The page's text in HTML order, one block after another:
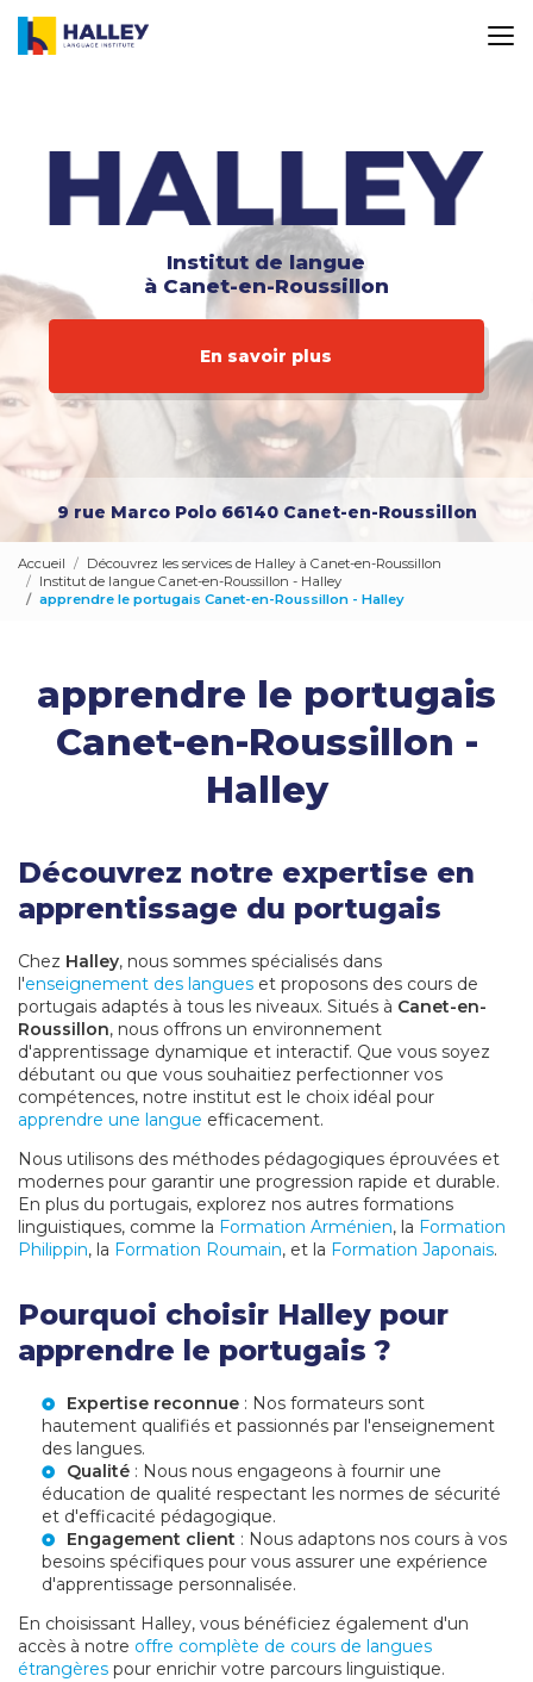
contenu
Institut de langue
à Canet-en-Roussillon
En savoir plus
9 rue Marco Polo 66140 Canet-en-Roussillon
Accueil
Découvrez les services de Halley à Canet-en-Roussillon
Institut de langue Canet-en-Roussillon - Halley
apprendre le portugais Canet-en-Roussillon - Halley
apprendre le portugais
Canet-en-Roussillon -
Halley
Découvrez notre expertise en
apprentissage du portugais
Chez Halley, nous sommes spécialisés dans
l'enseignement des langues et proposons des cours de
portugais adaptés à tous les niveaux. Situés à Canet-en-
Roussillon, nous offrons un environnement
d'apprentissage dynamique et interactif. Que vous soyez
débutant ou que vous souhaitiez perfectionner vos
compétences, notre institut est le choix idéal pour
apprendre une langue efficacement.
Nous utilisons des méthodes pédagogiques éprouvées et
modernes pour garantir une progression rapide et durable.
En plus du portugais, explorez nos autres formations
linguistiques, comme la Formation Arménien, la Formation
Philippin, la Formation Roumain, et la Formation Japonais.
Pourquoi choisir Halley pour
apprendre le portugais ?
Expertise reconnue : Nos formateurs sont
hautement qualifiés et passionnés par l'enseignement
des langues.
Qualité : Nous nous engageons à fournir une
éducation de qualité respectant les normes de sécurité
et d'efficacité pédagogique.
Engagement client : Nous adaptons nos cours à vos
besoins spécifiques pour vous assurer une expérience
d'apprentissage personnalisée.
En choisissant Halley, vous bénéficiez également d'un
accès à notre offre complète de cours de langues
étrangères pour enrichir votre parcours linguistique.